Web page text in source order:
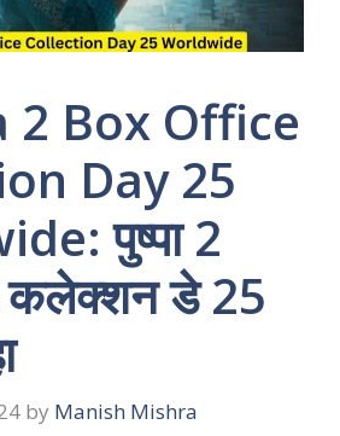
2 Box Office
Day 25
पुष्पा 2
कलेक्शन डे 25
by Manish Mishra